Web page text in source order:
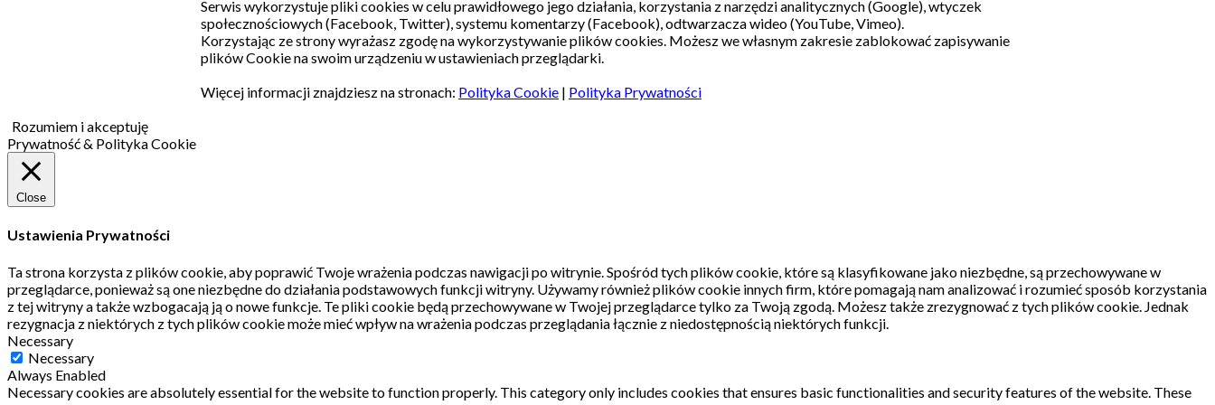
Serwis wykorzystuje pliki cookies w celu prawidłowego jego działania, korzystania z narzędzi analitycznych (Google), wtyczek
społecznościowych (Facebook, Twitter), systemu komentarzy (Facebook), odtwarzacza wideo (YouTube, Vimeo).
Korzystając ze strony wyrażasz zgodę na wykorzystywanie plików cookies. Możesz we własnym zakresie zablokować zapisywanie
plików Cookie na swoim urządzeniu w ustawieniach przeglądarki.
Więcej informacji znajdziesz na stronach: Polityka Cookie | Polityka Prywatności
Rozumiem i akceptuję
Prywatność & Polityka Cookie
Close
Ustawienia Prywatności
Ta strona korzysta z plików cookie, aby poprawić Twoje wrażenia podczas nawigacji po witrynie. Spośród tych plików cookie, które są klasyfikowane jako niezbędne, są przechowywane w
przeglądarce, ponieważ są one niezbędne do działania podstawowych funkcji witryny. Używamy również plików cookie innych firm, które pomagają nam analizować i rozumieć sposób korzystania
z tej witryny a także wzbogacają ją o nowe funkcje. Te pliki cookie będą przechowywane w Twojej przeglądarce tylko za Twoją zgodą. Możesz także zrezygnować z tych plików cookie. Jednak
rezygnacja z niektórych z tych plików cookie może mieć wpływ na wrażenia podczas przeglądania łącznie z niedostępnością niektórych funkcji.
Necessary
Necessary
Always Enabled
Necessary cookies are absolutely essential for the website to function properly. This category only includes cookies that ensures basic functionalities and security features of the website. These